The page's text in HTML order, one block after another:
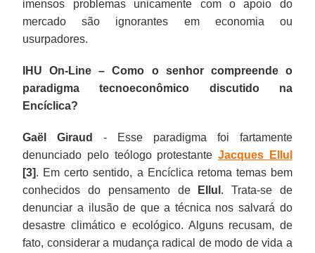
imensos problemas unicamente com o apoio do
mercado são ignorantes em economia ou
usurpadores.
IHU On-Line – Como o senhor compreende o
paradigma tecnoeconômico discutido na
Encíclica?
Gaël Giraud
- Esse paradigma foi fartamente
denunciado pelo teólogo protestante Jacques Ellul
[3]. Em certo sentido, a Encíclica retoma temas bem
conhecidos do pensamento de
Ellul . Trata-se de
denunciar a ilusão de que a técnica nos salvará do
desastre climático e ecológico. Alguns recusam, de
fato, considerar a mudança radical de modo de vida a